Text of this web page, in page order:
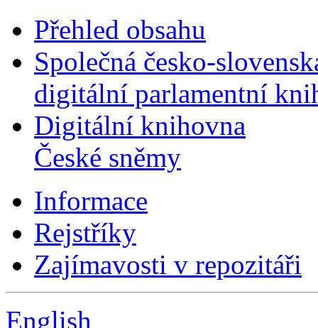
Přehled obsahu
Společná česko-
digitální parlamentní
Digitální knihovna
České sněmy
Informace
Rejstříky
Zajímavosti v repozitáři
English